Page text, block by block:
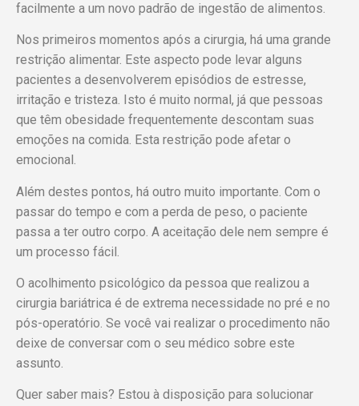
facilmente a um novo padrão de ingestão de alimentos.
Nos primeiros momentos após a cirurgia, há uma grande
restrição alimentar. Este aspecto pode levar alguns
pacientes a desenvolverem episódios de estresse,
irritação e tristeza. Isto é muito normal, já que pessoas
que têm obesidade frequentemente descontam suas
emoções na comida. Esta restrição pode afetar o
emocional.
Além destes pontos, há outro muito importante. Com o
passar do tempo e com a perda de peso, o paciente
passa a ter outro corpo. A aceitação dele nem sempre é
um processo fácil.
O acolhimento psicológico da pessoa que realizou a
cirurgia bariátrica é de extrema necessidade no pré e no
pós-operatório. Se você vai realizar o procedimento não
deixe de conversar com o seu médico sobre este
assunto.
Quer saber mais? Estou à disposição para solucionar